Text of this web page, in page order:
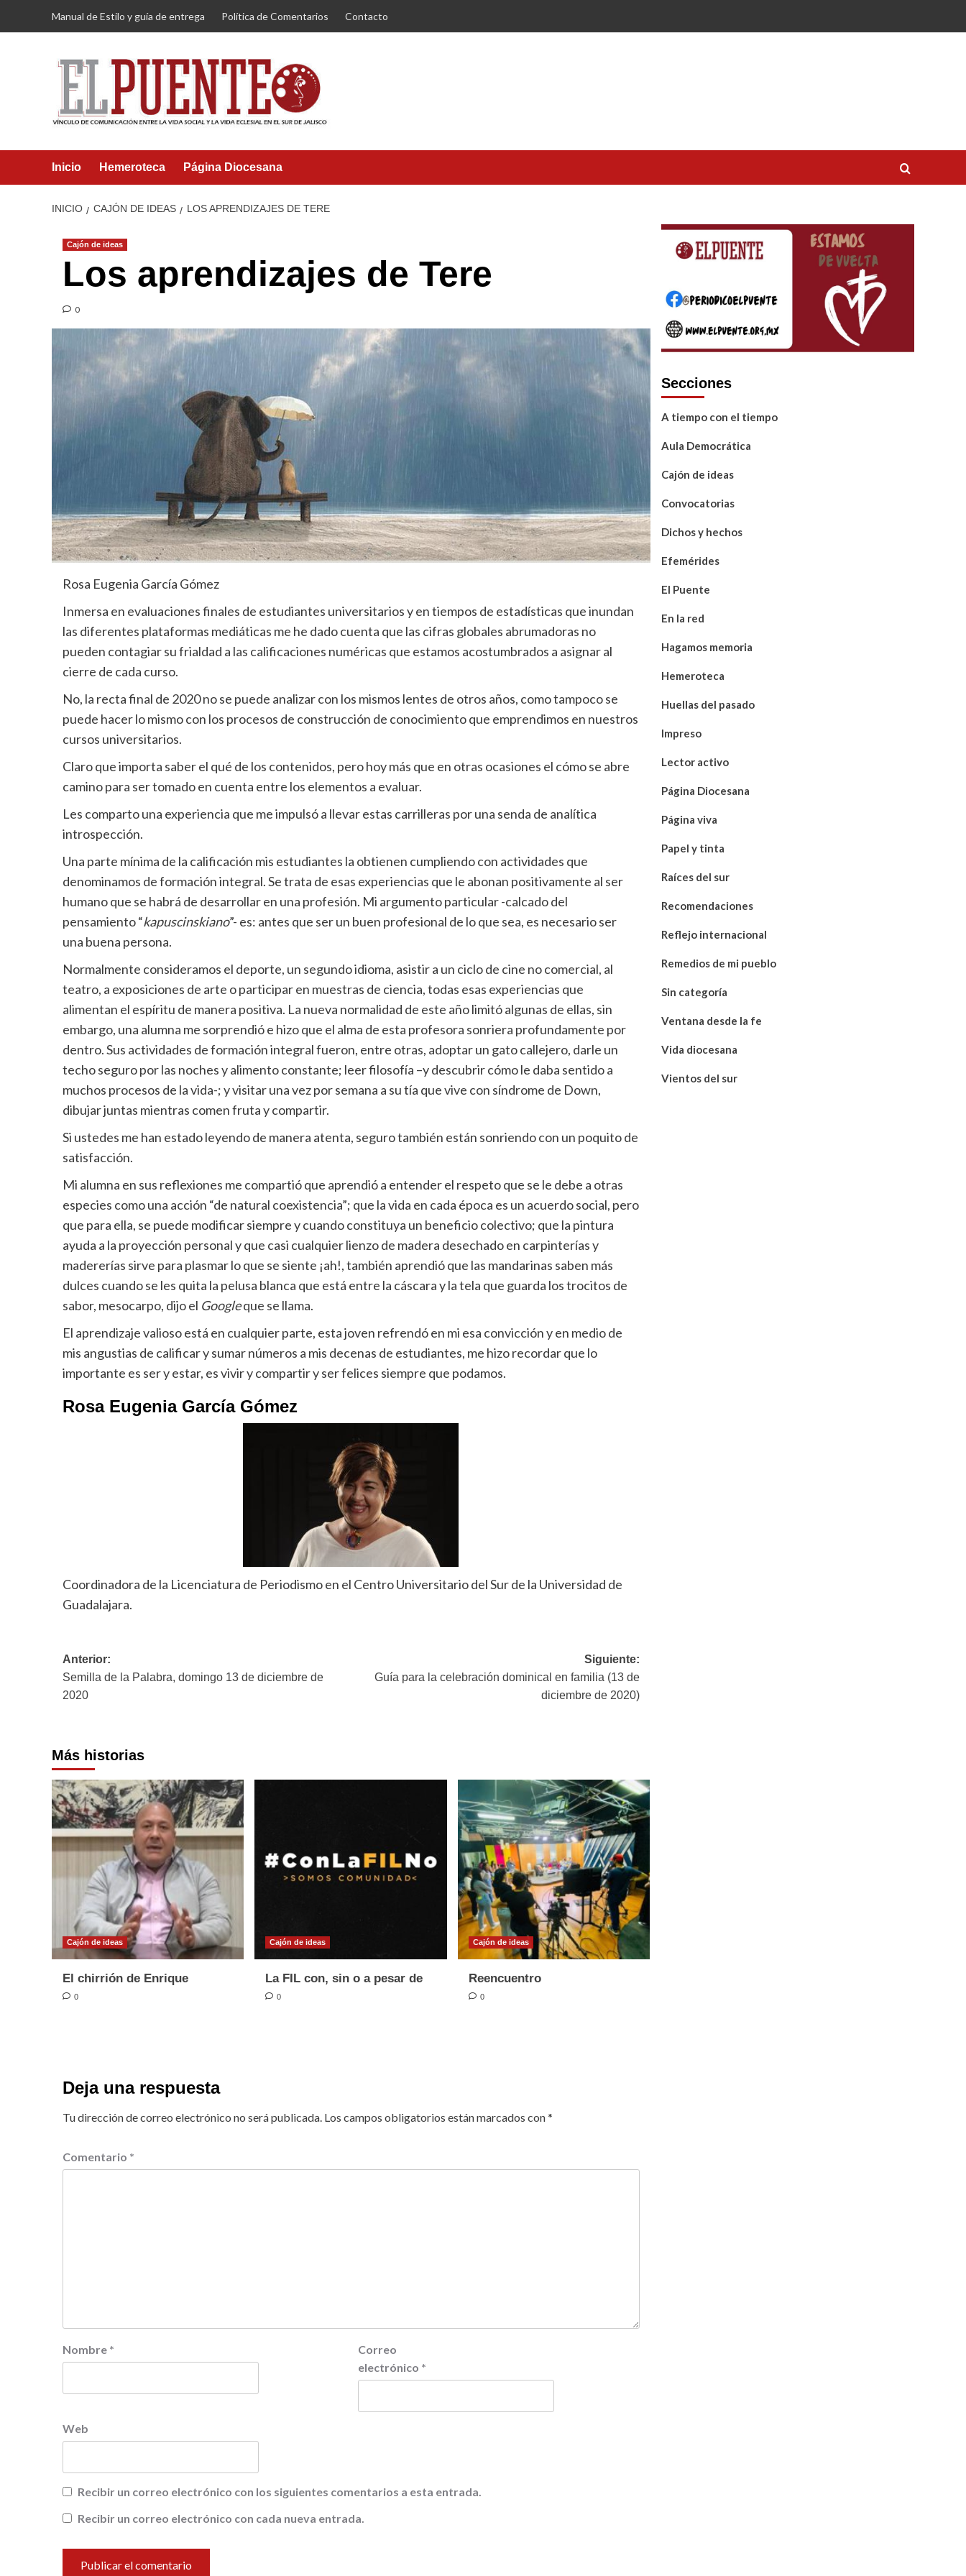
Manual de Estilo y guía de entrega Política de Comentarios Contacto
Inicio Hemeroteca Página Diocesana
INICIO CAJÓN DE IDEAS LOS APRENDIZAJES DE TERE
Cajón de ideas
Los aprendizajes de Tere
0
Rosa Eugenia García Gómez
Inmersa en evaluaciones finales de estudiantes universitarios y en tiempos de estadísticas que inundan
las diferentes plataformas mediáticas me he dado cuenta que las cifras globales abrumadoras no
pueden contagiar su frialdad a las calificaciones numéricas que estamos acostumbrados a asignar al
cierre de cada curso.
No, la recta final de 2020 no se puede analizar con los mismos lentes de otros años, como tampoco se
puede hacer lo mismo con los procesos de construcción de conocimiento que emprendimos en nuestros
cursos universitarios.
Claro que importa saber el qué de los contenidos, pero hoy más que en otras ocasiones el cómo se abre
camino para ser tomado en cuenta entre los elementos a evaluar.
Les comparto una experiencia que me impulsó a llevar estas carrilleras por una senda de analítica
introspección.
Una parte mínima de la calificación mis estudiantes la obtienen cumpliendo con actividades que
denominamos de formación integral. Se trata de esas experiencias que le abonan positivamente al ser
humano que se habrá de desarrollar en una profesión. Mi argumento particular -calcado del
pensamiento “kapuscinskiano”- es: antes que ser un buen profesional de lo que sea, es necesario ser
una buena persona.
Normalmente consideramos el deporte, un segundo idioma, asistir a un ciclo de cine no comercial, al
teatro, a exposiciones de arte o participar en muestras de ciencia, todas esas experiencias que
alimentan el espíritu de manera positiva. La nueva normalidad de este año limitó algunas de ellas, sin
embargo, una alumna me sorprendió e hizo que el alma de esta profesora sonriera profundamente por
dentro. Sus actividades de formación integral fueron, entre otras, adoptar un gato callejero, darle un
techo seguro por las noches y alimento constante; leer filosofía –y descubrir cómo le daba sentido a
muchos procesos de la vida-; y visitar una vez por semana a su tía que vive con síndrome de Down,
dibujar juntas mientras comen fruta y compartir.
Si ustedes me han estado leyendo de manera atenta, seguro también están sonriendo con un poquito de
satisfacción.
Mi alumna en sus reflexiones me compartió que aprendió a entender el respeto que se le debe a otras
especies como una acción “de natural coexistencia”; que la vida en cada época es un acuerdo social, pero
que para ella, se puede modificar siempre y cuando constituya un beneficio colectivo; que la pintura
ayuda a la proyección personal y que casi cualquier lienzo de madera desechado en carpinterías y
madererías sirve para plasmar lo que se siente ¡ah!, también aprendió que las mandarinas saben más
dulces cuando se les quita la pelusa blanca que está entre la cáscara y la tela que guarda los trocitos de
sabor, mesocarpo, dijo el Googleque se llama.
El aprendizaje valioso está en cualquier parte, esta joven refrendó en mi esa convicción y en medio de
mis angustias de calificar y sumar números a mis decenas de estudiantes, me hizo recordar que lo
importante es ser y estar, es vivir y compartir y ser felices siempre que podamos.
Rosa Eugenia García Gómez
Coordinadora de la Licenciatura de Periodismo en el Centro Universitario del Sur de la Universidad de
Guadalajara.
Navegación
de
Anterior:
Semilla de la Palabra, domingo 13 de diciembre de
2020
Siguiente:
Guía para la celebración dominical en familia (13 de
diciembre de 2020)
Más historias
Cajón de ideas
El chirrión de Enrique
0
Cajón de ideas
La FIL con, sin o a pesar de
0
Cajón de ideas
Reencuentro
0
Deja una respuesta
Tu dirección de correo electrónico no será publicada. Los campos obligatorios están marcados con*
Comentario *
Nombre *
Correo
electrónico *
Web
Recibir un correo electrónico con los siguientes comentarios a esta entrada.
Recibir un correo electrónico con cada nueva entrada.
Secciones
A tiempo con el tiempo
Aula Democrática
Cajón de ideas
Convocatorias
Dichos y hechos
Efemérides
El Puente
En la red
Hagamos memoria
Hemeroteca
Huellas del pasado
Impreso
Lector activo
Página Diocesana
Página viva
Papel y tinta
Raíces del sur
Recomendaciones
Reflejo internacional
Remedios de mi pueblo
Sin categoría
Ventana desde la fe
Vida diocesana
Vientos del sur